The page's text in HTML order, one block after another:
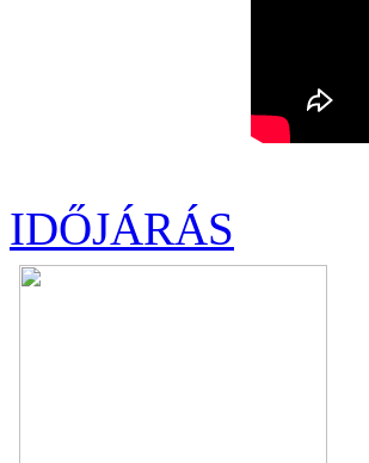
IDŐJÁRÁS